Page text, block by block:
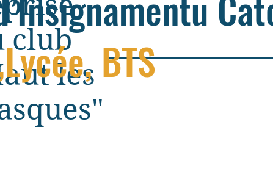
BTS
club
les